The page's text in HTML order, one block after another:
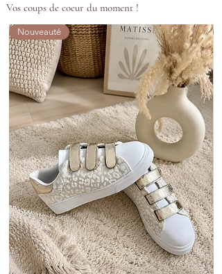
Nouveauté
Vos coups de coeur du moment !